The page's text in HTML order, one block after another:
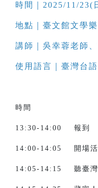
時間｜2025/11/23(
地點｜臺文館文學樂
講師｜吳幸蓉老師
使用語言｜臺灣台
時間 活
13:30-14:00 報到
14:00-14:05 開場活
14:05-14:15 聽臺灣